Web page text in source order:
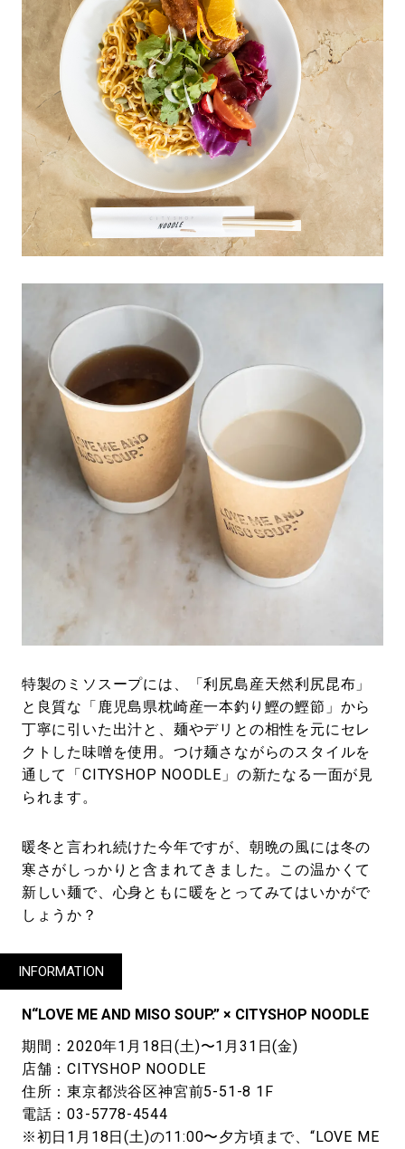
特製のミソスープには、「利尻島産天然利尻昆布」
と良質な「鹿児島県枕崎産一本釣り鰹の鰹節」から
丁寧に引いた出汁と、麺やデリとの相性を元にセレ
クトした味噌を使用。つけ麺さながらのスタイルを
通して「CITYSHOP NOODLE」の新たなる一面が見
られます。
暖冬と言われ続けた今年ですが、朝晩の風には冬の
寒さがしっかりと含まれてきました。この温かくて
新しい麺で、心身ともに暖をとってみてはいかがで
しょうか？
INFORMATION
N“LOVE ME AND MISO SOUP.” × CITYSHOP NOODLE
期間：2020年1月18日(土)〜1月31日(金)
店舗：CITYSHOP NOODLE
住所：東京都渋谷区神宮前5-51-8 1F
電話：03-5778-4544
※初日1月18日(土)の11:00〜夕方頃まで、“LOVE ME